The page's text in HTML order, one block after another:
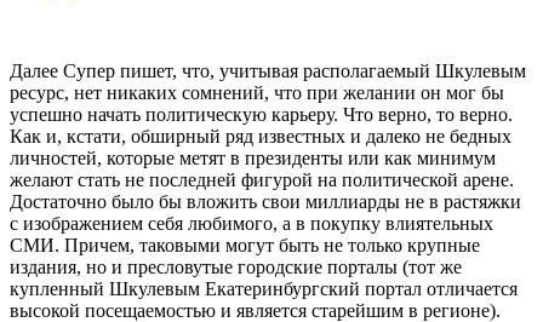
Далее Супер пишет, что, учитывая располагаемый Шкулевым
ресурс, нет никаких сомнений, что при желании он мог бы
успешно начать политическую карьеру. Что верно, то верно.
Как и, кстати, обширный ряд известных и далеко не бедных
личностей, которые метят в президенты или как минимум
желают стать не последней фигурой на политической арене.
Достаточно было бы вложить свои миллиарды не в растяжки
с изображением себя любимого, а в покупку влиятельных
СМИ. Причем, таковыми могут быть не только крупные
издания, но и пресловутые городские порталы (тот же
купленный Шкулевым Екатеринбургский портал отличается
высокой посещаемостью и является старейшим в регионе).